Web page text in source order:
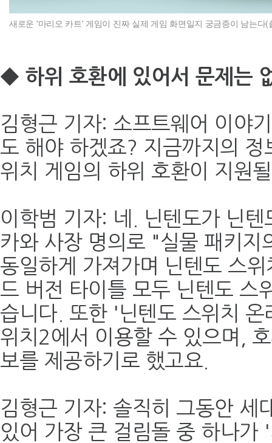
새로운 '마리오 카트' 게임이 진짜 실제 게임 화면일지 궁금증이 남는다
◆ 하위 호환에 있어서 문제는
김형근 기자: 소프트웨어 이야
도 해야 하겠죠? 지금까지의
위치 게임의 하위 호환이 지원
이학범 기자: 네. 닌텐도가 닌
카와 사장 명의로 "실물 패키지
동일하게 가져가며 닌텐도 스
드 버전 타이틀 모두 닌텐도 스
습니다. 또한 '닌텐도 스위치
위치2에서 이용할 수 있으며,
보를 제공하기로 했고요.
김형근 기자: 솔직히 그동안 세
있어 가장 큰 걸림돌 중 하나가